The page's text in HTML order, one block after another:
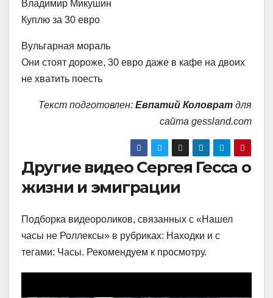
Владимир Микушин
Куплю за 30 евро
Вульгарная мораль
Они стоят дороже, 30 евро даже в кафе на двоих
не хватить поесть
Текст подготовлен: Евпатий Коловрат для
сайта gessland.com
Другие видео Сергея Гесса о
жизни и эмиграции
Подборка видеороликов, связанных с «Нашел
часы не Роллексы» в рубриках: Находки и с
тегами: Часы. Рекомендуем к просмотру.